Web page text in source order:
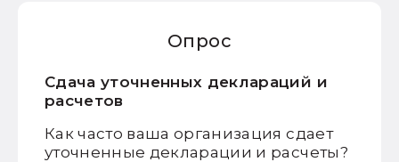
Опрос
Сдача уточненных деклараций и
расчетов
Как часто ваша организация сдает
уточненные декларации и расчеты?